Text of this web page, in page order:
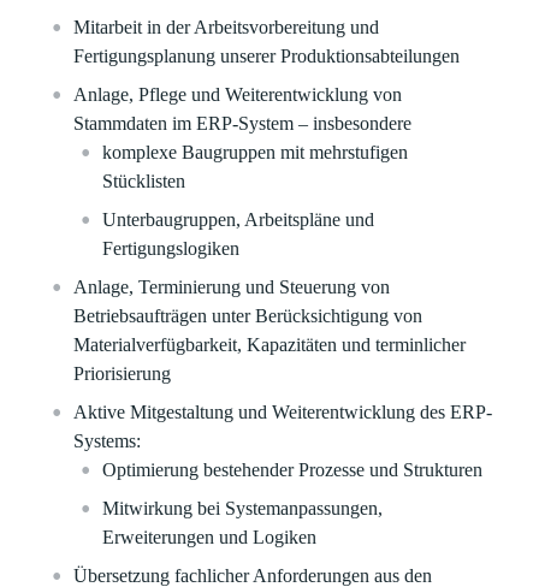
Mitarbeit in der Arbeitsvorbereitung und
Fertigungsplanung unserer Produktionsabteilungen
Anlage, Pflege und Weiterentwicklung von
Stammdaten im ERP-System – insbesondere
komplexe Baugruppen mit mehrstufigen
Stücklisten
Unterbaugruppen, Arbeitspläne und
Fertigungslogiken
Anlage, Terminierung und Steuerung von
Betriebsaufträgen unter Berücksichtigung von
Materialverfügbarkeit, Kapazitäten und terminlicher
Priorisierung
Aktive Mitgestaltung und Weiterentwicklung des ERP-
Systems:
Optimierung bestehender Prozesse und Strukturen
Mitwirkung bei Systemanpassungen,
Erweiterungen und Logiken
Übersetzung fachlicher Anforderungen aus den